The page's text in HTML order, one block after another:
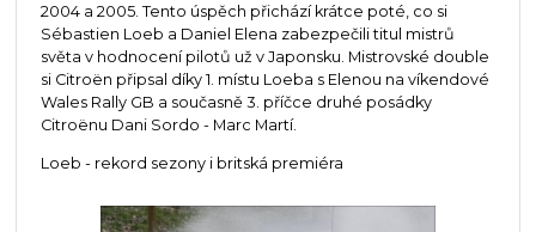
2004 a 2005. Tento úspěch přichází krátce poté, co si
Sébastien Loeb a Daniel Elena zabezpečili titul mistrů
světa v hodnocení pilotů už v Japonsku. Mistrovské double
si Citroën připsal díky 1. místu Loeba s Elenou na víkendové
Wales Rally GB a současně 3. příčce druhé posádky
Citroënu Dani Sordo - Marc Martí.
Loeb - rekord sezony i britská premiéra